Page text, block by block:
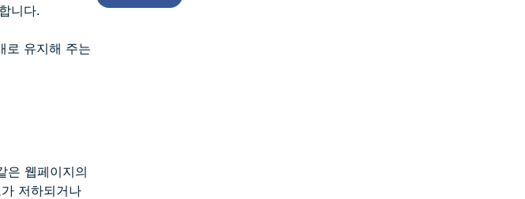
니다.
로 유지해 주는
은 웹페이지의
저하되거나